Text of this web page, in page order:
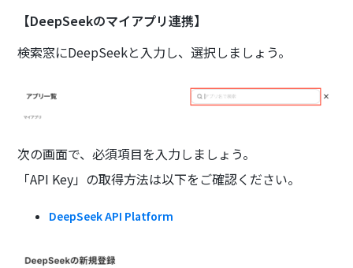
【DeepSeekのマイアプリ連携】
検索窓にDeepSeekと入力し、選択しましょう。
次の画面で、必須項目を入力しましょう。
「API Key」の取得方法は以下をご確認ください。
DeepSeek API Platform